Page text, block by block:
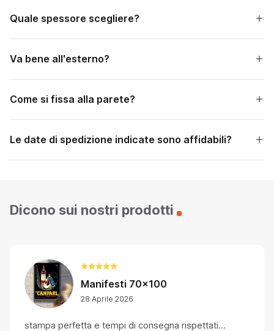
Quale spessore scegliere?
Va bene all'esterno?
Come si fissa alla parete?
Le date di spedizione indicate sono affidabili?
Dicono sui nostri prodotti
Manifesti 70x100
28 Aprile 2026
stampa perfetta e tempi di consegna rispettati...